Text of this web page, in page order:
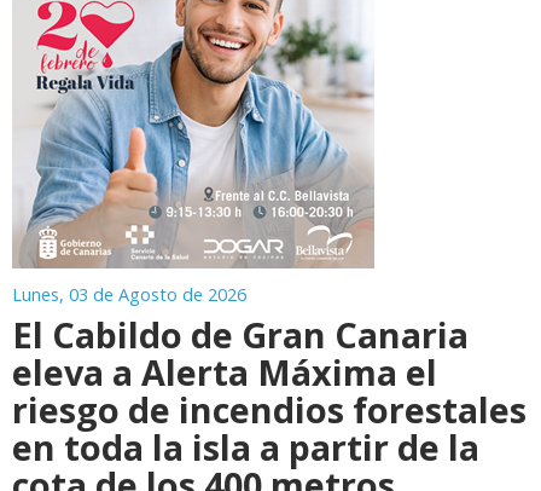
Lunes, 03 de Agosto de 2026
El Cabildo de Gran Canaria
eleva a Alerta Máxima el
riesgo de incendios forestales
en toda la isla a partir de la